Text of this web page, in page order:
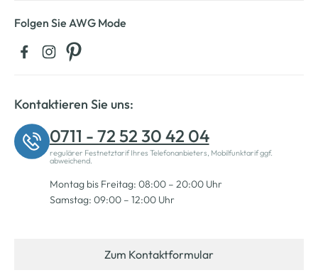
Folgen Sie AWG Mode
Kontaktieren Sie uns:
0711 - 72 52 30 42 04
regulärer Festnetztarif Ihres Telefonanbieters, Mobilfunktarif ggf.
abweichend.
Montag bis Freitag: 08:00 – 20:00 Uhr
Samstag: 09:00 – 12:00 Uhr
Zum Kontaktformular